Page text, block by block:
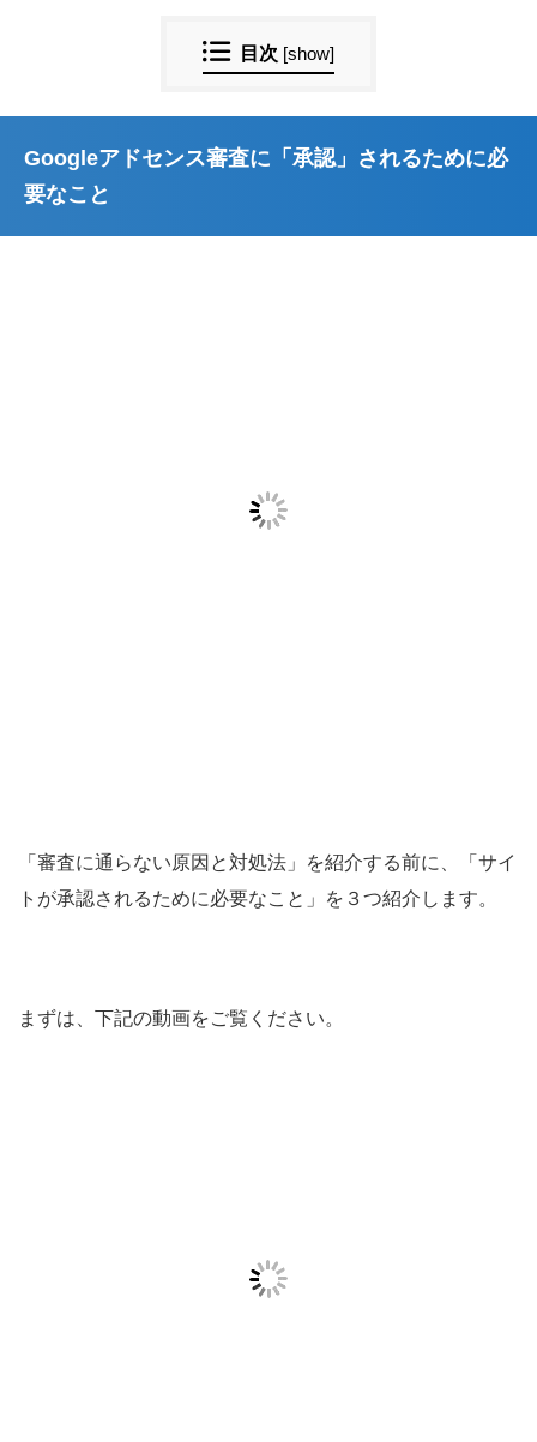
目次 [show]
Googleアドセンス審査に「承認」されるために必
要なこと
「審査に通らない原因と対処法」を紹介する前に、「サイ
トが承認されるために必要なこと」を３つ紹介します。
まずは、下記の動画をご覧ください。